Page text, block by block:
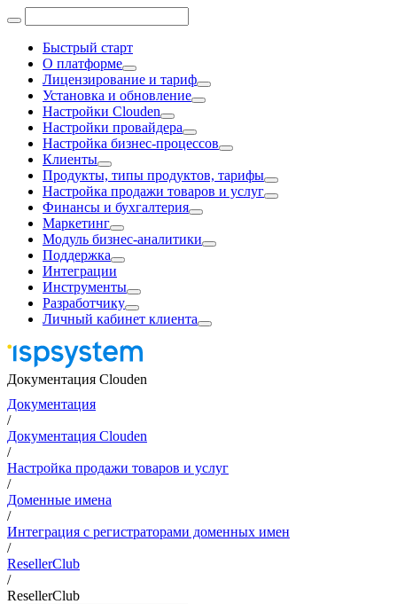
Быстрый старт
О платформе
Лицензирование и тариф
Установка и обновление
Настройки Clouden
Настройки провайдера
Настройка бизнес-процессов
Клиенты
Продукты, типы продуктов, тарифы
Настройка продажи товаров и услуг
Финансы и бухгалтерия
Маркетинг
Модуль бизнес-аналитики
Поддержка
Интеграции
Инструменты
Разработчику
Личный кабинет клиента
Документация Clouden
Документация
/
Документация Clouden
/
Настройка продажи товаров и услуг
/
Доменные имена
/
Интеграция с регистраторами доменных имен
/
ResellerClub
/
ResellerClub